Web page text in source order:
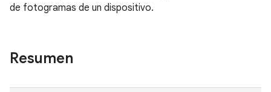
de fotogramas de un dispositivo.
Resumen